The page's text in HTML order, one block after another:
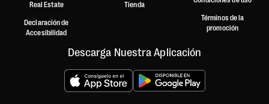
Real Estate
Declaración de
Accesibilidad
Tienda
Términos de la
promoción
Descarga Nuestra Aplicación